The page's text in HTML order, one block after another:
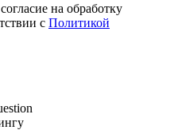
на обработку
с Политикой